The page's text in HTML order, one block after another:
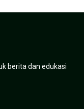
berita dan edukasi